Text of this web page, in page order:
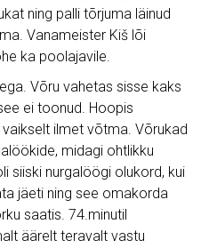
ning palli tõrjuma läinud
Vanameister Kiš lõi
ka poolajavile.
Võru vahetas sisse kaks
ei toonud. Hoopis
ilmet võtma. Võrukad
midagi ohtlikku
siiski nurgalöögi olukord, kui
jäeti ning see omakorda
saatis. 74.minutil
äärelt teravalt vastu